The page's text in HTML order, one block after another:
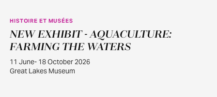
JUIN
11
HISTOIRE ET MUSÉES
NEW EXHIBIT - AQUACULTURE:
FARMING THE WATERS
11 June- 18 October 2026
Great Lakes Museum